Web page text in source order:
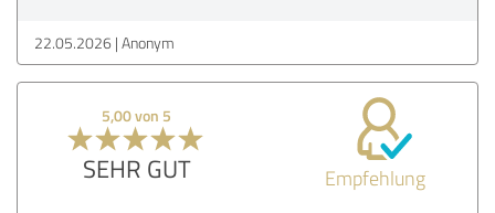
22.05.2026 Anonym
5,00 von 5
SEHR GUT Empfehlung